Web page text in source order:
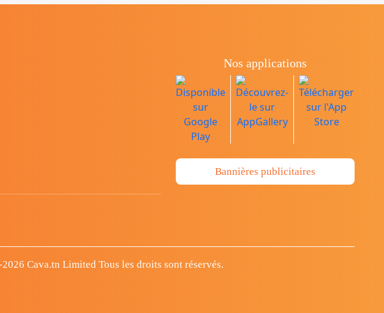
Nos applications
Bannières publicitaires
Cava.tn Limited Tous les droits sont réservés.